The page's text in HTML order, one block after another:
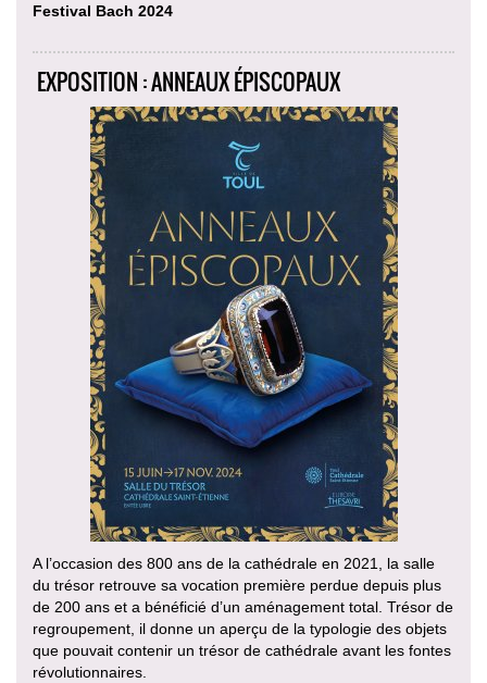
Festival Bach 2024
EXPOSITION : ANNEAUX ÉPISCOPAUX
A l’occasion des 800 ans de la cathédrale en 2021, la salle
du trésor retrouve sa vocation première perdue depuis plus
de 200 ans et a bénéficié d’un aménagement total. Trésor de
regroupement, il donne un aperçu de la typologie des objets
que pouvait contenir un trésor de cathédrale avant les fontes
révolutionnaires.